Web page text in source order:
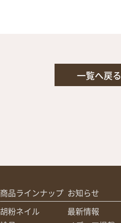
一覧へ戻る
商品ラインナップ
胡粉ネイル
お知らせ
最新情報